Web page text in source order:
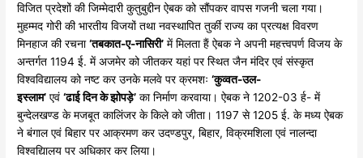
विजित प्रदेशों की जिम्मेदारी कुतुबुद्दीन ऐबक को सौंपकर वापस गजनी चला गया।
मुहम्मद गोरी की भारतीय विजयों तथा नवस्थापित तुर्की राज्य का प्रत्यक्ष विवरण
मिनहाज की रचना‘तबकात-ए-नासिरी’ में मिलता हैं ऐबक ने अपनी महत्त्वपर्ण विजय के
अन्तर्गत 1194 ई. में अजमेर को जीतकर यहां पर स्थित जैन मंदिर एवं संस्कृत
विश्वविद्यालय को नष्ट कर उनके मलवे पर क्रमशः‘कुव्वत-उल-
इस्लाम’ एवं‘ढाईदिनकेझोपड़े’ का निर्माण करवाया। ऐबक ने 1202-03 र्ह- में
बुन्देलखण्ड के मजबूत कालिंजर के किले को जीता। 1197 से 1205 ई. के मध्य ऐबक
ने बंगाल एवं बिहार पर आक्रमण कर उदण्डपुर, बिहार, विक्रमशिला एवं नालन्दा
विश्वद्यिालय पर अधिकार कर लिया।